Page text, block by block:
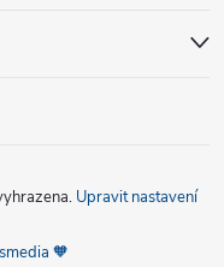
Upravit nastavení
🧡